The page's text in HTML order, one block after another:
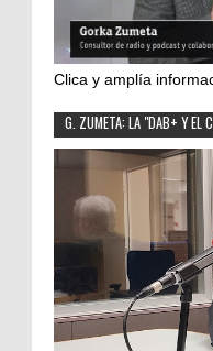
Clica y amplía
G. ZUMETA: LA "DAB+ Y EL